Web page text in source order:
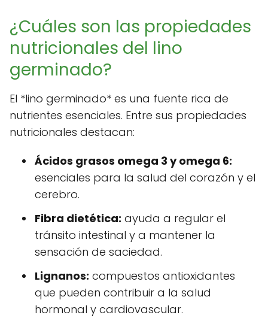
¿Cuáles son las propiedades
nutricionales del lino
germinado?
El *lino germinado* es una fuente rica de
nutrientes esenciales. Entre sus propiedades
nutricionales destacan:
Ácidos grasos omega 3 y omega 6:
esenciales para la salud del corazón y el
cerebro.
Fibra dietética: ayuda a regular el
tránsito intestinal y a mantener la
sensación de saciedad.
Lignanos: compuestos antioxidantes
que pueden contribuir a la salud
hormonal y cardiovascular.